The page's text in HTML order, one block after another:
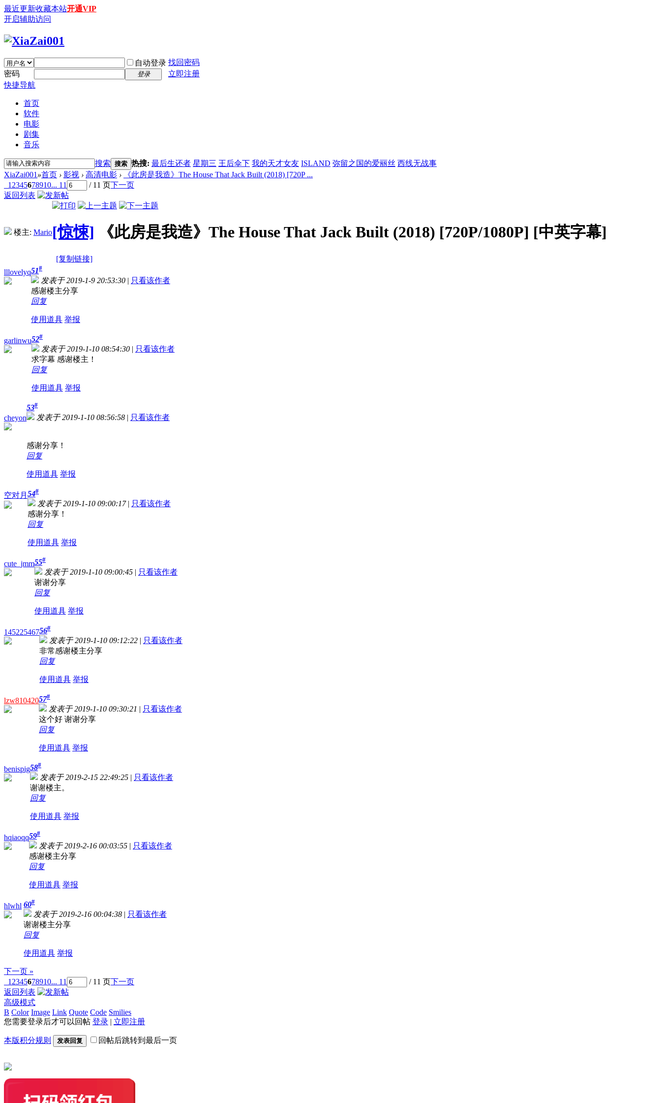
最近更新收藏本站开通VIP
开启辅助访问
自动登录 找回密码
密码
登录
立即注册
快捷导航
首页
软件
电影
剧集
音乐
搜索 搜索 热搜: 最后生还者 星期三 王后伞下 我的天才女友 ISLAND 弥留之国的爱丽丝 西线无战事
XiaZai001 »首页 › 影视 › 高清电影 ›
《此房是我造》The House That Jack Built (2018) [720P ...
1 2345678910... 11 / 11 页下一页
返回列表
楼主: Mario[惊悚] 《此房是我造》The House That Jack Built (2018) [720P/1080P] [中英字幕]
[复制链接]
lllovelyq51#
发表于 2019-1-9 20:53:30 | 只看该作者
感谢楼主分享
回复
使用道具 举报
garlinwu52#
发表于 2019-1-10 08:54:30 | 只看该作者
求字幕 感谢楼主！
回复
使用道具 举报
cheyon
53#
发表于 2019-1-10 08:56:58 | 只看该作者
感谢分享！
回复
使用道具 举报
空对月 54#
发表于 2019-1-10 09:00:17 | 只看该作者
感谢分享！
回复
使用道具 举报
cute_jmm55#
发表于 2019-1-10 09:00:45 | 只看该作者
谢谢分享
回复
使用道具 举报
14522546756#
发表于 2019-1-10 09:12:22 | 只看该作者
非常感谢楼主分享
回复
使用道具 举报
lzw81042057#
发表于 2019-1-10 09:30:21 | 只看该作者
这个好 谢谢分享
回复
使用道具 举报
benispig58#
发表于 2019-2-15 22:49:25 | 只看该作者
谢谢楼主。
回复
使用道具 举报
hqiaoqq59#
发表于 2019-2-16 00:03:55 | 只看该作者
感谢楼主分享
回复
使用道具 举报
hlwhl 60#
发表于 2019-2-16 00:04:38 | 只看该作者
谢谢楼主分享
回复
使用道具 举报
下一页 »
1 2345678910... 11 / 11 页下一页
返回列表
高级模式
B Color Image Link Quote Code Smilies
您需要登录后才可以回帖 登录 | 立即注册
本版积分规则 发表回复 回帖后跳转到最后一页